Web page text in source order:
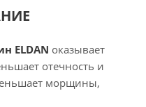
ELDAN оказывает
отечность и
морщины,